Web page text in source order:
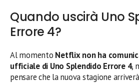
Quando uscirà Uno
Errore 4?
Al momento Netflix non ha
ufficiale di Uno Splendido Errore 4,
pensare che la nuova stagione arriverà